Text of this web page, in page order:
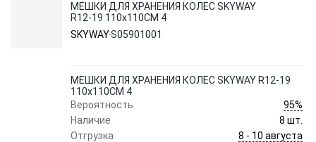
МЕШКИ ДЛЯ ХРАНЕНИЯ КОЛЕС SKYWAY
R12-19 110x110СМ 4
SKYWAYS05901001
МЕШКИ ДЛЯ ХРАНЕНИЯ КОЛЕС SKYWAY R12-19
110x110СМ 4
Вероятность
95%
Наличие
8 шт.
Отгрузка
8 - 10 августа